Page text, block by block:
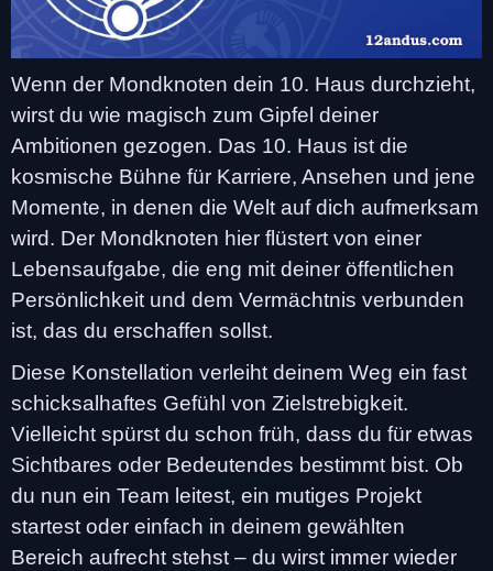
Wenn der Mondknoten dein 10. Haus durchzieht,
wirst du wie magisch zum Gipfel deiner
Ambitionen gezogen. Das 10. Haus ist die
kosmische Bühne für Karriere, Ansehen und jene
Momente, in denen die Welt auf dich aufmerksam
wird. Der Mondknoten hier flüstert von einer
Lebensaufgabe, die eng mit deiner öffentlichen
Persönlichkeit und dem Vermächtnis verbunden
ist, das du erschaffen sollst.
Diese Konstellation verleiht deinem Weg ein fast
schicksalhaftes Gefühl von Zielstrebigkeit.
Vielleicht spürst du schon früh, dass du für etwas
Sichtbares oder Bedeutendes bestimmt bist. Ob
du nun ein Team leitest, ein mutiges Projekt
startest oder einfach in deinem gewählten
Bereich aufrecht stehst – du wirst immer wieder